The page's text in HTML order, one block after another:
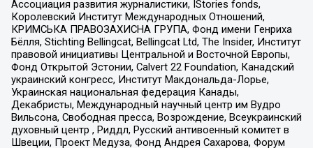
Ассоциация развития журналистики, IStories fonds,
Королевский Институт Международных Отношений,
КРИМСЬКА ПРАВОЗАХИСНА ГРУПА, Фонд имени Генриха
Бёлля, Stichting Bellingcat, Bellingcat Ltd, The Insider, Институт
правовой инициативы Центральной и Восточной Европы,
Фонд Открытой Эстонии, Calvert 22 Foundation, Канадский
украинский конгресс, Институт Макдональда-Лорье,
Украинская национальная федерация Канады,
Декабристы, Международный научный центр им Вудро
Вильсона, Свободная пресса, Возрождение, Всеукраинский
духовный центр , Риддл, Русский антивоенный комитет в
Швеции, Проект Медуза, Фонд Андрея Сахарова, Форум